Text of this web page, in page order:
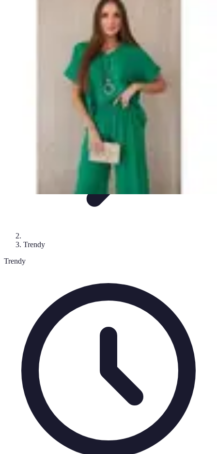
Nowości i trendyPorady Piekarniki
Sprzęt AGD Dom
Trendy
Trendy